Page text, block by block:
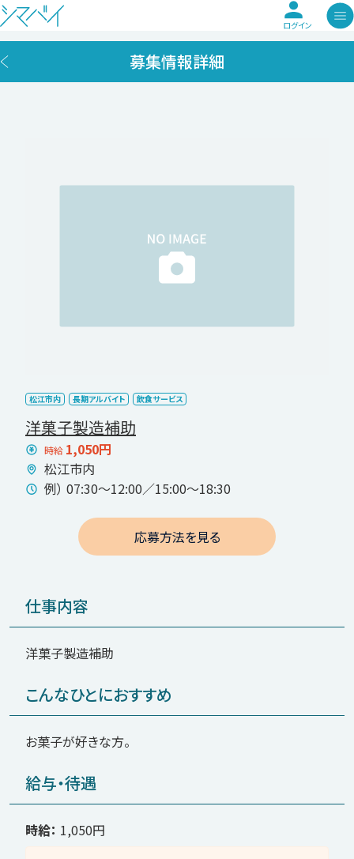
ログイン
募集情報詳細
松江市内 長期アルバイト 飲食サービス
洋菓子製造補助
時給 1,050円
松江市内
例） 07:30〜12:00／15:00〜18:30
応募方法を見る
仕事内容
洋菓子製造補助
こんなひとにおすすめ
お菓子が好きな方。
給与・待遇
時給 1,050円